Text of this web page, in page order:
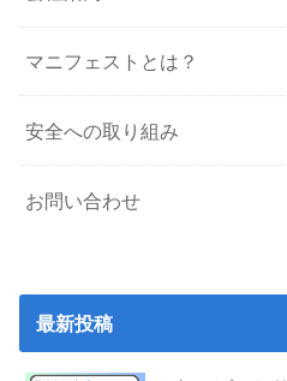
マニフェストとは？
安全への取り組み
お問い合わせ
最新投稿